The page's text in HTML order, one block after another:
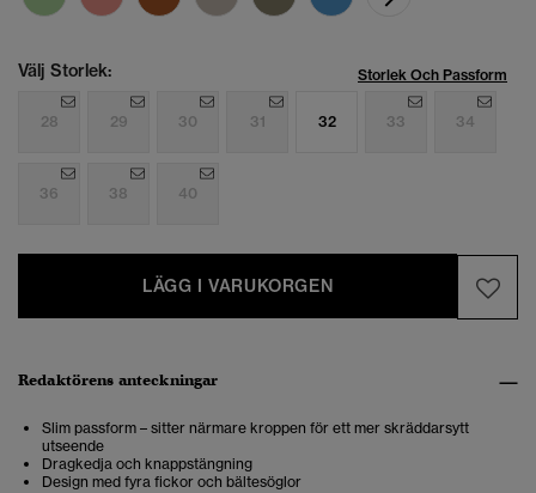
Välj Storlek: Storlek Och Passform
28 29 30 31 32 33 34
36 38 40
LÄGG I VARUKORGEN
Redaktörens anteckningar
Slim passform – sitter närmare kroppen för ett mer skräddarsytt
utseende
Dragkedja och knappstängning
Design med fyra fickor och bältesöglor